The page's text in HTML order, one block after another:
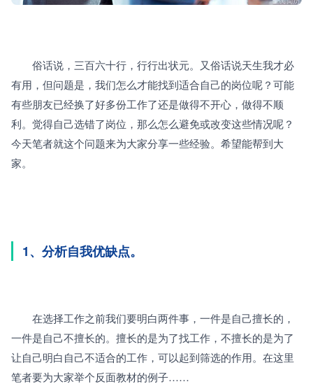
俗话说，三百六十行，行行出状元。又俗话说天生我才必
有用，但问题是，我们怎么才能找到适合自己的岗位呢？可能
有些朋友已经换了好多份工作了还是做得不开心，做得不顺
利。觉得自己选错了岗位，那么怎么避免或改变这些情况呢？
今天笔者就这个问题来为大家分享一些经验。希望能帮到大
家。
1、分析自我优缺点。
在选择工作之前我们要明白两件事，一件是自己擅长的，
一件是自己不擅长的。擅长的是为了找工作，不擅长的是为了
让自己明白自己不适合的工作，可以起到筛选的作用。在这里
笔者要为大家举个反面教材的例子……